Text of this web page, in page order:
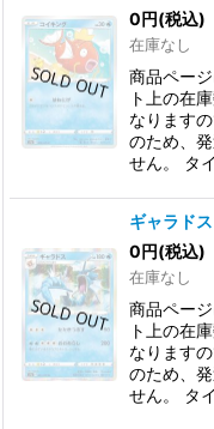
0円(税込)
在庫なし
商品ペー
ト上の在
なります
のため、
せん。 タ
ギャラド
0円(税込)
在庫なし
商品ペー
ト上の在
なります
のため、
せん。 タ